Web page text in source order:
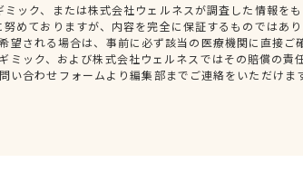
ック、または株式会社ウェルネスが調査した情報を
めておりますが、内容を完全に保証するものではあ
望される場合は、事前に必ず該当の医療機関に直接ご
ミック、および株式会社ウェルネスではその賠償の責
い合わせフォームより編集部までご連絡をいただけま